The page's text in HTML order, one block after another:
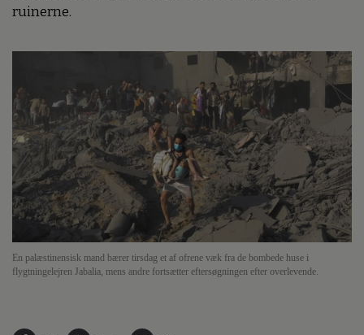
ruinerne.
En palæstinensisk mand bærer tirsdag et af ofrene væk fra de bombede huse i
flygtningelejren Jabalia, mens andre fortsætter eftersøgningen efter overlevende.